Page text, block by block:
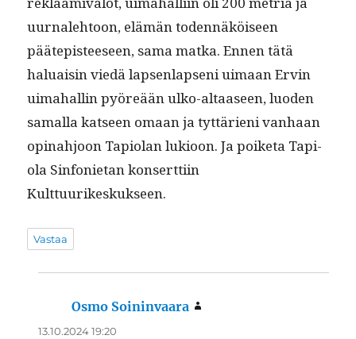
uur­nale­htoon, elämän toden­näköiseen
päätepis­teeseen, sama mat­ka. Ennen tätä
halu­aisin viedä lapsen­lapseni uimaan Ervin
uima­hallin pyöreään ulko-altaaseen, luo­den
samal­la kat­seen omaan ja tyt­tärieni van­haan
opinahjoon Tapi­olan lukioon. Ja poike­ta Tapi­
o­la Sin­foni­etan kon­sert­ti­in
Kulttuurikeskukseen.
Vastaa
Osmo Soininvaara
13.10.2024 19:20